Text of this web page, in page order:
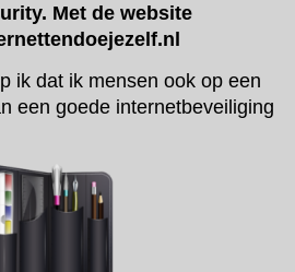
Met de website
ik dat ik mensen ook op een
een goede internetbeveiliging